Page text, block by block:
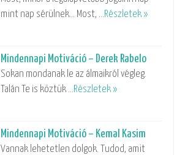
mint nap sérülnek… Most, …Részletek »
Mindennapi Motiváció – Derek Rabelo
Sokan mondanak le az álmaikról végleg.
Talán Te is köztük …Részletek »
Mindennapi Motiváció – Kemal Kasim
Vannak lehetetlen dolgok. Tudod, amit